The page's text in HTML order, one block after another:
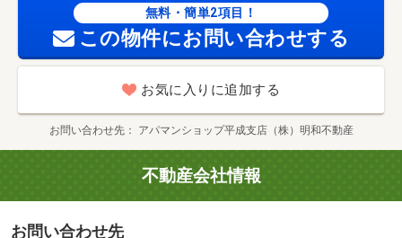
ー植木店（スーパー）まで４５５０ｍ／ジョイフル黒髪店
（飲食店）まで５５２２ｍ／セブン－イレブン熊本黒髪２
丁目店（コンビニ）まで５５６８ｍ/賃貸戸数:24戸
無料・簡単2項目！
この物件にお問い合わせする
お気に入りに追加する
お問い合わせ先 アパマンショップ平成支店（株）明和不動産
不動産会社情報
お問い合わせ先